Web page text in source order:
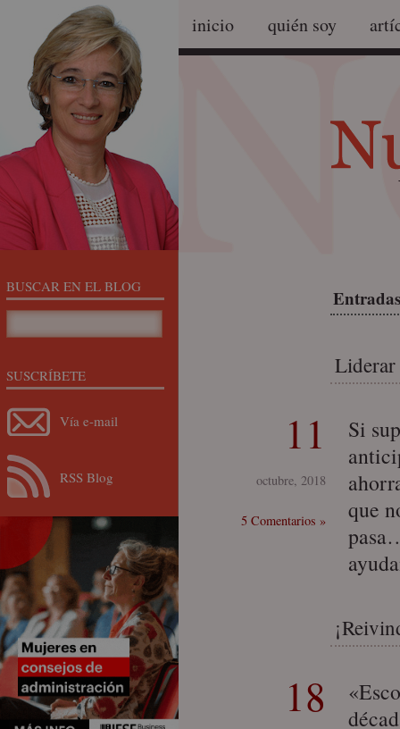
inicio quién soy
Liderar
11
octubre, 2018
5 Comentarios »
Si
que
18
BUSCAR EN EL BLOG
SUSCRÍBETE
Vía e-mail
RSS Blog